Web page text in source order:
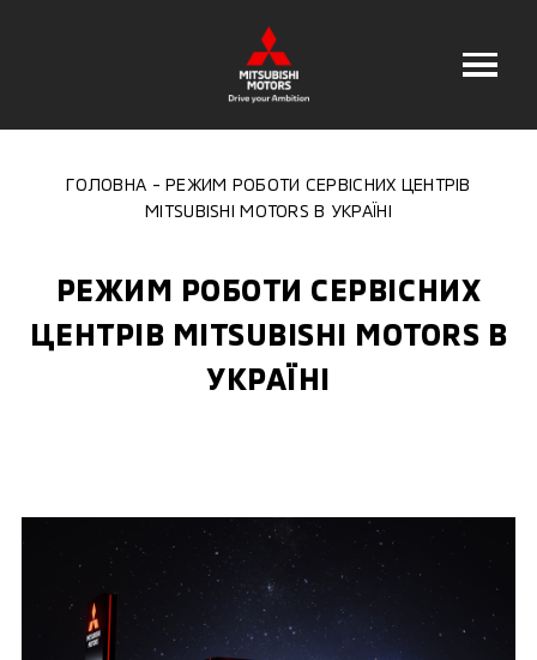
ГОЛОВНА
РЕЖИМ РОБОТИ СЕРВІСНИХ ЦЕНТРІВ
MITSUBISHI MOTORS В УКРАЇНІ
РЕЖИМ РОБОТИ СЕРВІСНИХ
ЦЕНТРІВ MITSUBISHI MOTORS В
УКРАЇНІ